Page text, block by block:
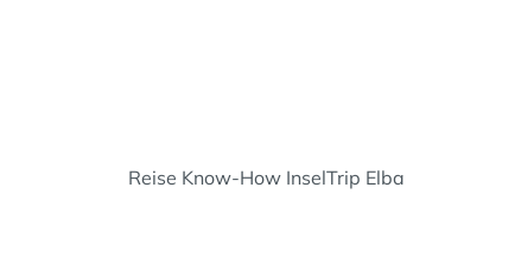
Reise Know-How InselTrip Elba